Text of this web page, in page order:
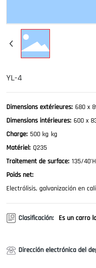
Producto
Subcontratación
Noticias
Contáctenos
YL-4
Dimensions extérieures: 680 x
Dimensions intérieures: 600 x
Charge: 500 kg kg
Matériel: Q235
Traitement de surface: 135/
Poids net:
Electrólisis, galvanización en
Clasificación: Es un carro
Dirección electrónica del